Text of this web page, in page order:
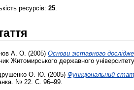
ресурсів: 25.
А. О. (2005) Основи зіставного
Житомирського державного
О. Ю. (2005) Функціональний
№ 22. С. 96–99.